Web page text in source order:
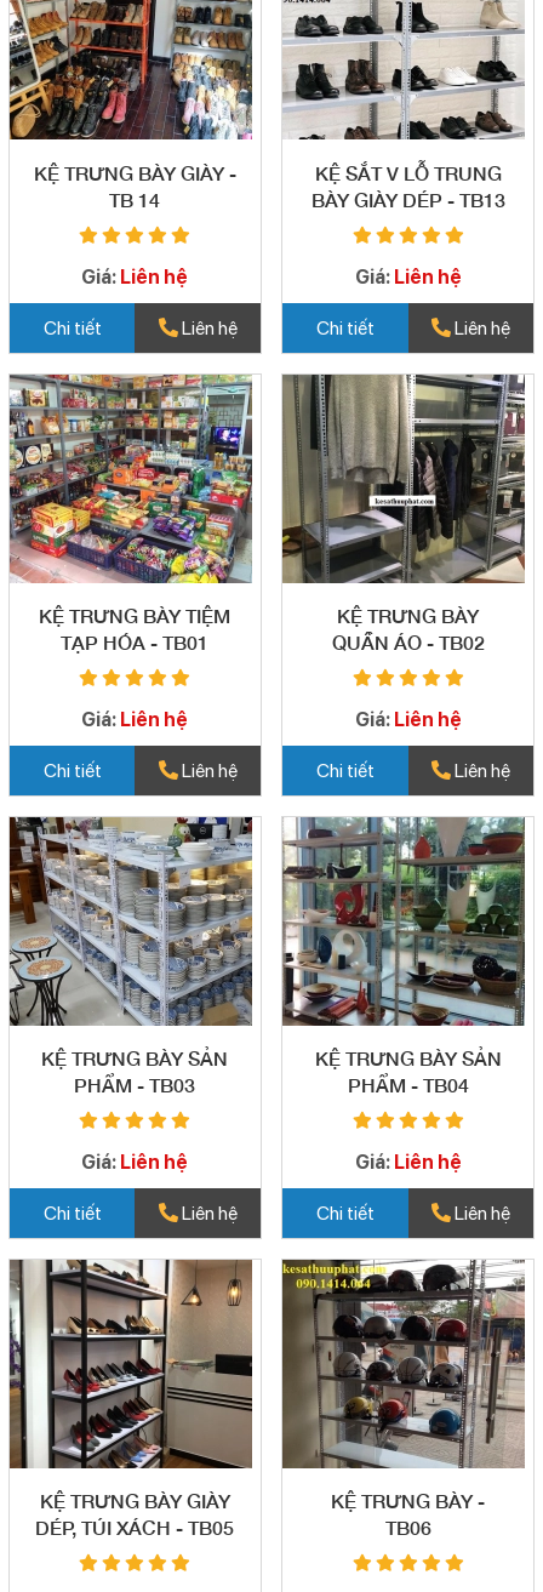
KỆ TRƯNG BÀY GIÀY -
TB 14
Giá: Liên hệ
Chi tiết Liên hệ
KỆ SẮT V LỖ TRUNG
BÀY GIÀY DÉP - TB13
Giá: Liên hệ
Chi tiết Liên hệ
KỆ TRƯNG BÀY TIỆM
TẠP HÓA - TB01
Giá: Liên hệ
Chi tiết Liên hệ
KỆ TRƯNG BÀY
QUẦN ÁO - TB02
Giá: Liên hệ
Chi tiết Liên hệ
KỆ TRƯNG BÀY SẢN
PHẨM - TB03
Giá: Liên hệ
Chi tiết Liên hệ
KỆ TRƯNG BÀY SẢN
PHẨM - TB04
Giá: Liên hệ
Chi tiết Liên hệ
KỆ TRƯNG BÀY GIÀY
DÉP, TÚI XÁCH - TB05
KỆ TRƯNG BÀY -
TB06